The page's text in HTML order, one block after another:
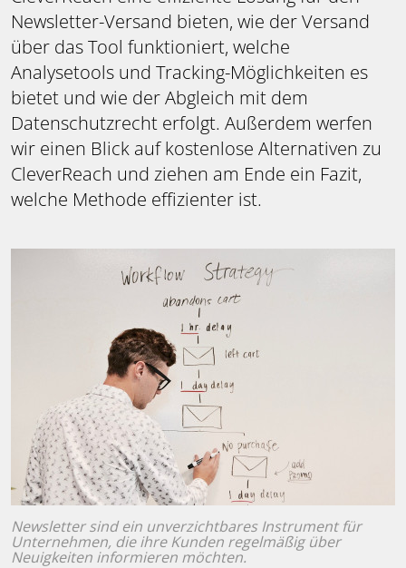
Newsletter-Versand bieten, wie der Versand
über das Tool funktioniert, welche
Analysetools und Tracking-Möglichkeiten es
bietet und wie der Abgleich mit dem
Datenschutzrecht erfolgt. Außerdem werfen
wir einen Blick auf kostenlose Alternativen zu
CleverReach und ziehen am Ende ein Fazit,
welche Methode effizienter ist.
Newsletter sind ein unverzichtbares Instrument für
Unternehmen, die ihre Kunden regelmäßig über
Neuigkeiten informieren möchten.